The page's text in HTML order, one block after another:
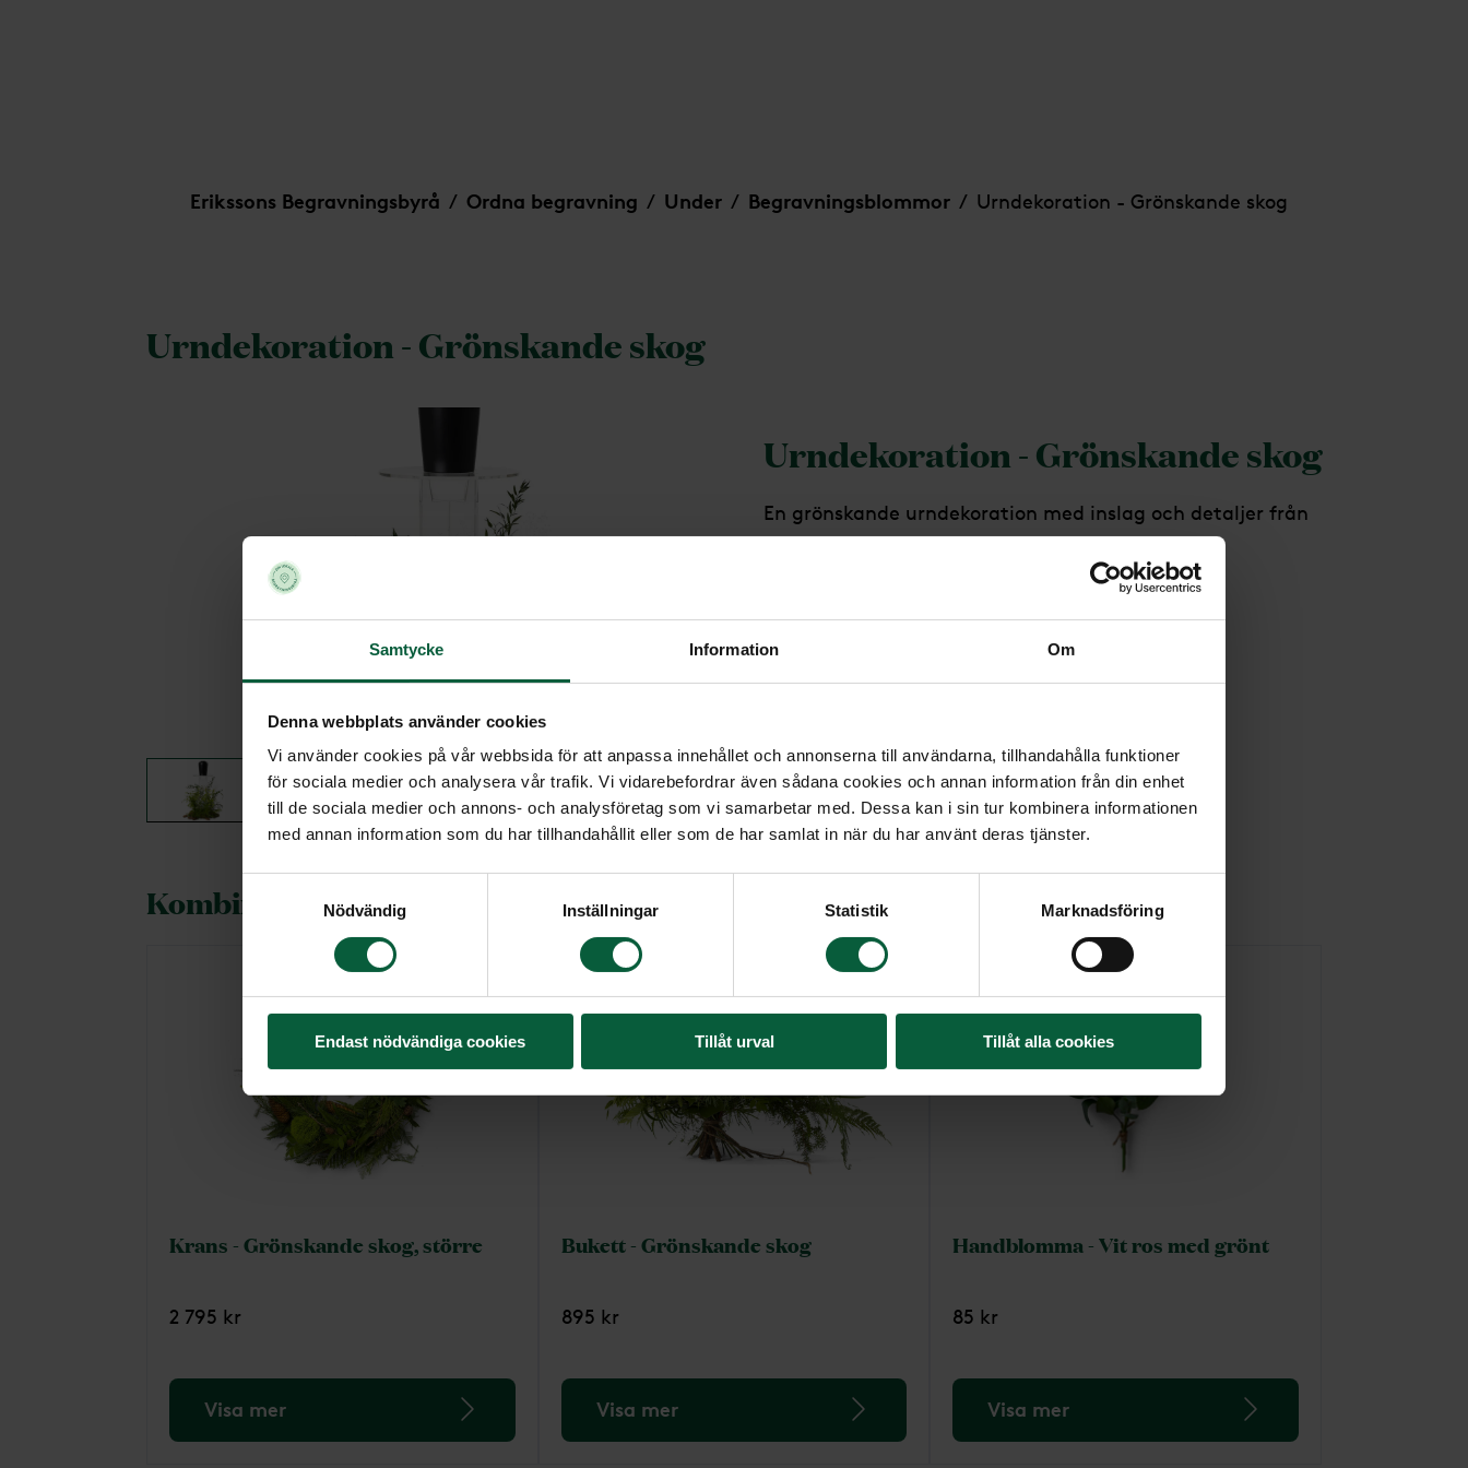
Samtycke Information Om
Denna webbplats använder cookies
Vi använder cookies på vår webbsida för att anpassa innehållet och annonserna till användarna, tillhandahålla funktioner
för sociala medier och analysera vår trafik. Vi vidarebefordrar även sådana cookies och annan information från din enhet
till de sociala medier och annons- och analysföretag som vi samarbetar med. Dessa kan i sin tur kombinera informationen
med annan information som du har tillhandahållit eller som de har samlat in när du har använt deras tjänster.
Nödvändig
Inställningar Statistik Marknadsföring
Endast nödvändiga cookies Tillåt urval Tillåt alla cookies
Erikssons Begravningsbyrå / Ordna begravning / Under / Begravningsblommor / Urndekoration - Grönskande skog
Urndekoration - Grönskande skog
Urndekoration - Grönskande skog
En grönskande urndekoration med inslag och detaljer från
skogen.
2 595 kr
Kombineras gärna med
Krans - Grönskande skog, större
2 795 kr
Visa mer
Bukett - Grönskande skog
895 kr
Visa mer
Handblomma - Vit ros med grönt
85 kr
Visa mer